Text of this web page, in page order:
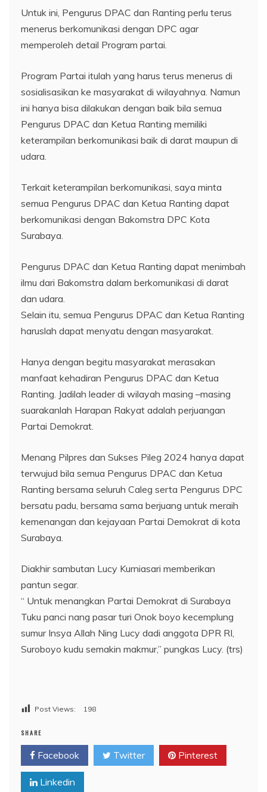
Untuk ini, Pengurus DPAC dan Ranting perlu terus
menerus berkomunikasi dengan DPC agar
memperoleh detail Program partai.
Program Partai itulah yang harus terus menerus di
sosialisasikan ke masyarakat di wilayahnya. Namun
ini hanya bisa dilakukan dengan baik bila semua
Pengurus DPAC dan Ketua Ranting memiliki
keterampilan berkomunikasi baik di darat maupun di
udara.
Terkait keterampilan berkomunikasi, saya minta
semua Pengurus DPAC dan Ketua Ranting dapat
berkomunikasi dengan Bakomstra DPC Kota
Surabaya.
Pengurus DPAC dan Ketua Ranting dapat menimbah
ilmu dari Bakomstra dalam berkomunikasi di darat
dan udara.
Selain itu, semua Pengurus DPAC dan Ketua Ranting
haruslah dapat menyatu dengan masyarakat.
Hanya dengan begitu masyarakat merasakan
manfaat kehadiran Pengurus DPAC dan Ketua
Ranting. Jadilah leader di wilayah masing –masing
suarakanlah Harapan Rakyat adalah perjuangan
Partai Demokrat.
Menang Pilpres dan Sukses Pileg 2024 hanya dapat
terwujud bila semua Pengurus DPAC dan Ketua
Ranting bersama seluruh Caleg serta Pengurus DPC
bersatu padu, bersama sama berjuang untuk meraih
kemenangan dan kejayaan Partai Demokrat di kota
Surabaya.
Diakhir sambutan Lucy Kurniasari memberikan
pantun segar.
“ Untuk menangkan Partai Demokrat di Surabaya
Tuku panci nang pasar turi Onok boyo kecemplung
sumur Insya Allah Ning Lucy dadi anggota DPR RI,
Suroboyo kudu semakin makmur,” pungkas Lucy. (trs)
Post Views: 198
SHARE
Facebook Twitter Pinterest
Linkedin